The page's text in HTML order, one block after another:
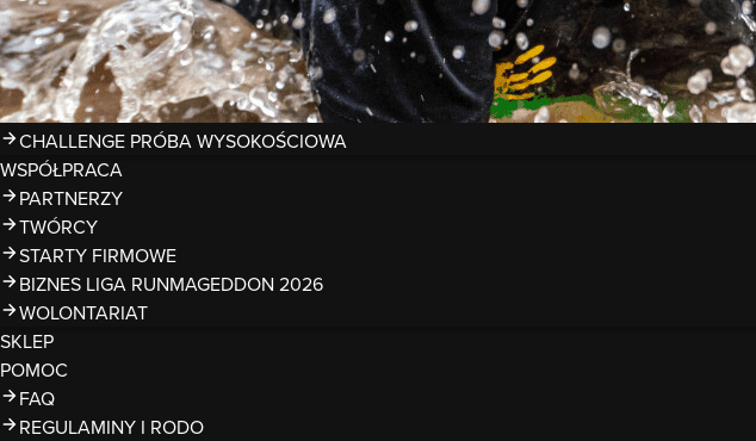
KWALIFIKACJE DO MISTRZOSTW EUROPY I ŚWIATA OCR
TROFEA
LEGENDY RUNMAGEDDON
MAGAZYN
CHALLENGE PRÓBA WYSOKOŚCIOWA
WSPÓŁPRACA
PARTNERZY
TWÓRCY
STARTY FIRMOWE
BIZNES LIGA RUNMAGEDDON 2026
WOLONTARIAT
SKLEP
POMOC
FAQ
REGULAMINY I RODO